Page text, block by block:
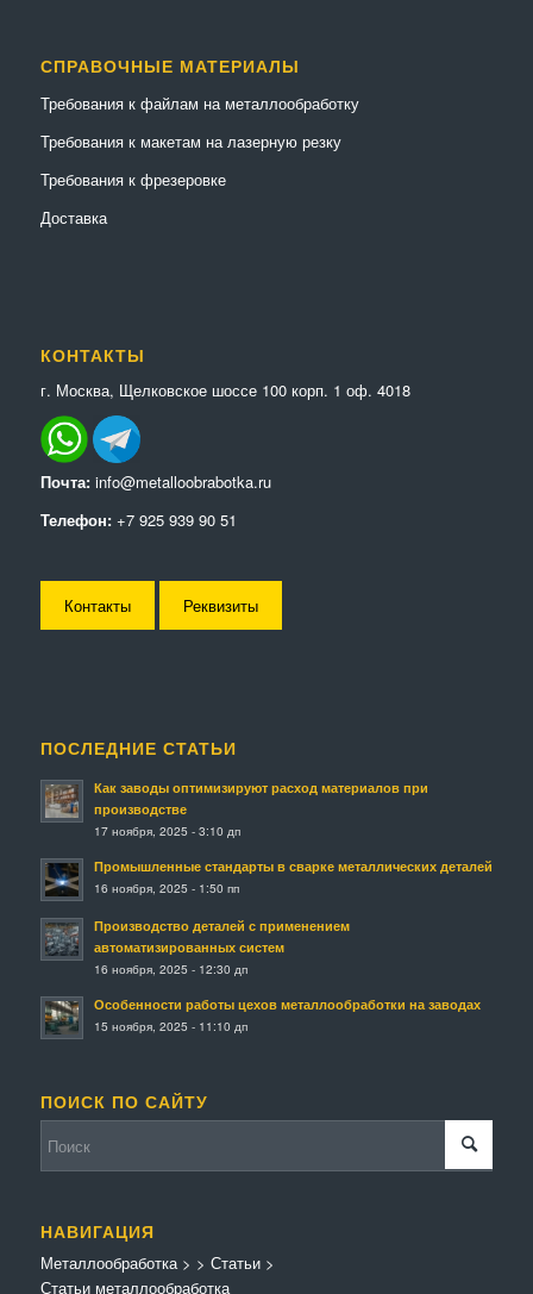
СПРАВОЧНЫЕ МАТЕРИАЛЫ
Требования к файлам на металлообработку
Требования к макетам на лазерную резку
Требования к фрезеровке
Доставка
КОНТАКТЫ
г. Москва, Щелковское шоссе 100 корп. 1 оф. 4018
Почта: info@metalloobrabotka.ru
Телефон: +7 925 939 90 51
Контакты Реквизиты
ПОСЛЕДНИЕ СТАТЬИ
Как заводы оптимизируют расход материалов при
производстве
17 ноября, 2025 - 3:10 дп
Промышленные стандарты в сварке металлических деталей
16 ноября, 2025 - 1:50 пп
Производство деталей с применением
автоматизированных систем
16 ноября, 2025 - 12:30 дп
Особенности работы цехов металлообработки на заводах
15 ноября, 2025 - 11:10 дп
ПОИСК ПО САЙТУ
НАВИГАЦИЯ
Металлообработка>
Статьи металлообработка
> Статьи>